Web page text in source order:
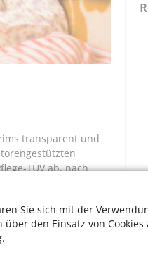
Sie sich mit der
den Einsatz von Cookies
transparent und
TÜV ab, nach
steht,
welche Ergebnisse
Dokumentation
Im